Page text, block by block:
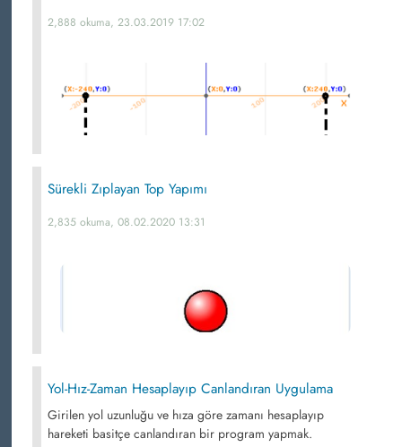
2,888 okuma, 23.03.2019 17:02
Sürekli Zıplayan Top Yapımı
2,835 okuma, 08.02.2020 13:31
Yol-Hız-Zaman Hesaplayıp Canlandıran Uygulama
Girilen yol uzunluğu ve hıza göre zamanı hesaplayıp
hareketi basitçe canlandıran bir program yapmak.